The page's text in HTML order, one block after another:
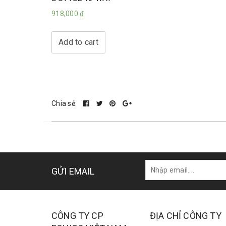
918,000 ₫
Add to cart
Chia sẻ:
GỬI EMAIL
CÔNG TY CP
ĐỊA CHỈ CÔNG TY